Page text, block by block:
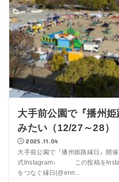
大手前公園で『播州
みたい（12/27～28）
2025.11.04
大手前公園で『播州姫路縁日』開
式Instagram↓ この投稿
をつなぐ縁日(@enn...